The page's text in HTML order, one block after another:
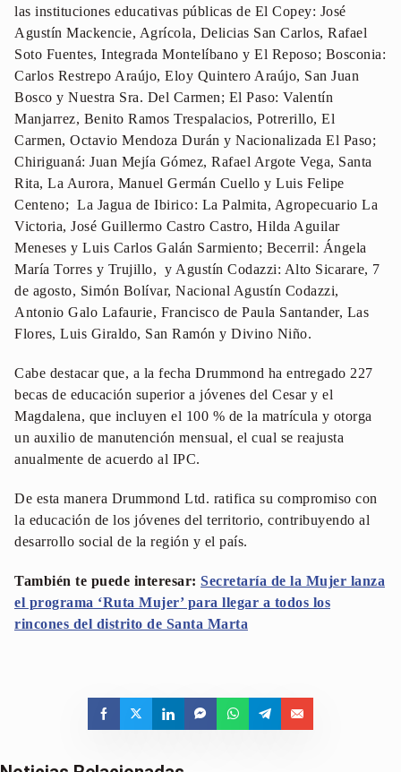
las instituciones educativas públicas de El Copey: José
Agustín Mackencie, Agrícola, Delicias San Carlos, Rafael
Soto Fuentes, Integrada Montelíbano y El Reposo; Bosconia:
Carlos Restrepo Araújo, Eloy Quintero Araújo, San Juan
Bosco y Nuestra Sra. Del Carmen; El Paso: Valentín
Manjarrez, Benito Ramos Trespalacios, Potrerillo, El
Carmen, Octavio Mendoza Durán y Nacionalizada El Paso;
Chiriguaná: Juan Mejía Gómez, Rafael Argote Vega, Santa
Rita, La Aurora, Manuel Germán Cuello y Luis Felipe
Centeno; La Jagua de Ibirico: La Palmita, Agropecuario La
Victoria, José Guillermo Castro Castro, Hilda Aguilar
Meneses y Luis Carlos Galán Sarmiento; Becerril: Ángela
María Torres y Trujillo, y Agustín Codazzi: Alto Sicarare, 7
de agosto, Simón Bolívar, Nacional Agustín Codazzi,
Antonio Galo Lafaurie, Francisco de Paula Santander, Las
Flores, Luis Giraldo, San Ramón y Divino Niño.
Cabe destacar que, a la fecha Drummond ha entregado 227
becas de educación superior a jóvenes del Cesar y el
Magdalena, que incluyen el 100 % de la matrícula y otorga
un auxilio de manutención mensual, el cual se reajusta
anualmente de acuerdo al IPC.
De esta manera Drummond Ltd. ratifica su compromiso con
la educación de los jóvenes del territorio, contribuyendo al
desarrollo social de la región y el país.
También te puede interesar: Secretaría de la Mujer lanza
el programa ‘Ruta Mujer’ para llegar a todos los
rincones del distrito de Santa Marta